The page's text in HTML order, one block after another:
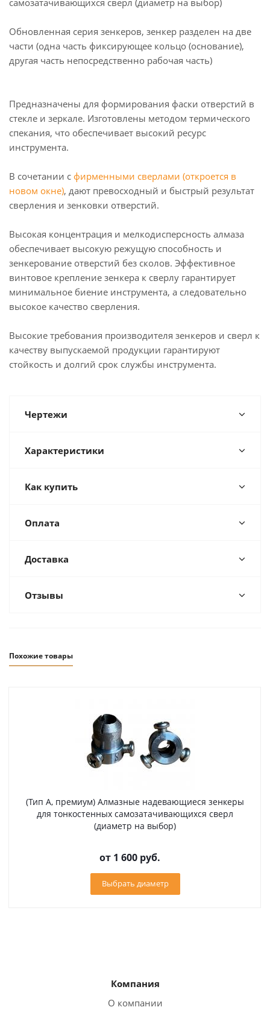
Обновленная серия зенкеров, зенкер разделен на две
части (одна часть фиксирующее кольцо (основание),
другая часть непосредственно рабочая часть)
Предназначены для формирования фаски отверстий в
стекле и зеркале. Изготовлены методом термического
спекания, что обеспечивает высокий ресурс
инструмента.
В сочетании с фирменными сверлами (откроется в
новом окне), дают превосходный и быстрый результат
сверления и зенковки отверстий.
Высокая концентрация и мелкодисперсность алмаза
обеспечивает высокую режущую способность и
зенкерование отверстий без сколов. Эффективное
винтовое крепление зенкера к сверлу гарантирует
минимальное биение инструмента, а следовательно
высокое качество сверления.
Высокие требования производителя зенкеров и сверл к
качеству выпускаемой продукции гарантируют
стойкость и долгий срок службы инструмента.
Чертежи
Характеристики
Как купить
Оплата
Доставка
Отзывы
Похожие товары
(Тип А, премиум) Алмазные надевающиеся зенкеры
для тонкостенных самозатачивающихся сверл
(диаметр на выбор)
от 1 600 руб.
Выбрать диаметр
Компания
О компании